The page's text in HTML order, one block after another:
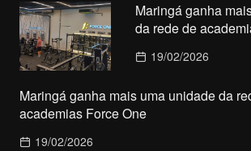
Maringá ganha
da rede de
19/02/2026
Maringá ganha mais uma unidade da
academias Force One
19/02/2026